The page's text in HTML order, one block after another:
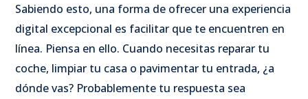
Sabiendo esto, una forma de ofrecer una experiencia
digital excepcional es facilitar que te encuentren en
línea. Piensa en ello. Cuando necesitas reparar tu
coche, limpiar tu casa o pavimentar tu entrada, ¿a
dónde vas? Probablemente tu respuesta sea